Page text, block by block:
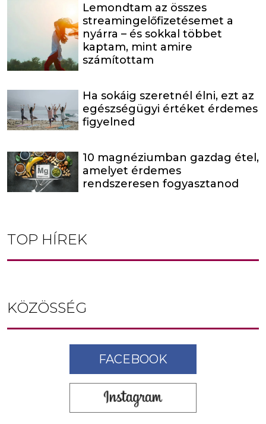
Lemondtam az összes
streamingelőfizetésemet a
nyárra – és sokkal többet
kaptam, mint amire
számítottam
Ha sokáig szeretnél élni, ezt az
egészségügyi értéket érdemes
figyelned
10 magnéziumban gazdag étel,
amelyet érdemes
rendszeresen fogyasztanod
TOP HÍREK
KÖZÖSSÉG
FACEBOOK